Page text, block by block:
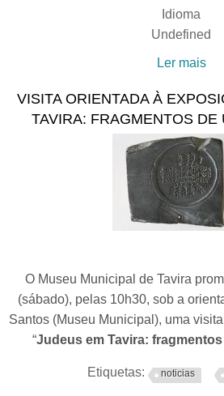
Idioma
Undefined
Ler mais
VISITA ORIENTADA À
TAVIRA: FRAGMENTOS DE
O Museu Municipal de Tavira
(sábado), pelas 10h30, sob a
Santos (Museu Municipal), uma
“Judeus em Tavira:
Etiquetas: noticias